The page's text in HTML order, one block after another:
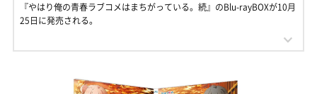
『やはり俺の青春ラブコメはまちがっている。続』のBlu-rayBOXが10月
25日に発売される。